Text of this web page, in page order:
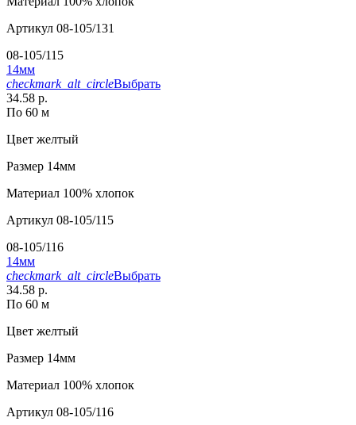
Артикул 08-105/131
08-105/115
14мм
checkmark_alt_circleВыбрать
34.58 р.
По 60 м
Цвет желтый
Размер 14мм
Материал 100% хлопок
Артикул 08-105/115
08-105/116
14мм
checkmark_alt_circleВыбрать
34.58 р.
По 60 м
Цвет желтый
Размер 14мм
Материал 100% хлопок
Артикул 08-105/116